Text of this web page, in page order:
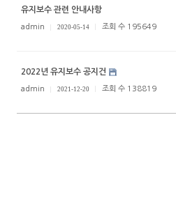
유지보수 관련 안내사항
admin 2020-05-14 조회 수 195649
2022년 유지보수 공지건
admin 2021-12-20 조회 수 138819